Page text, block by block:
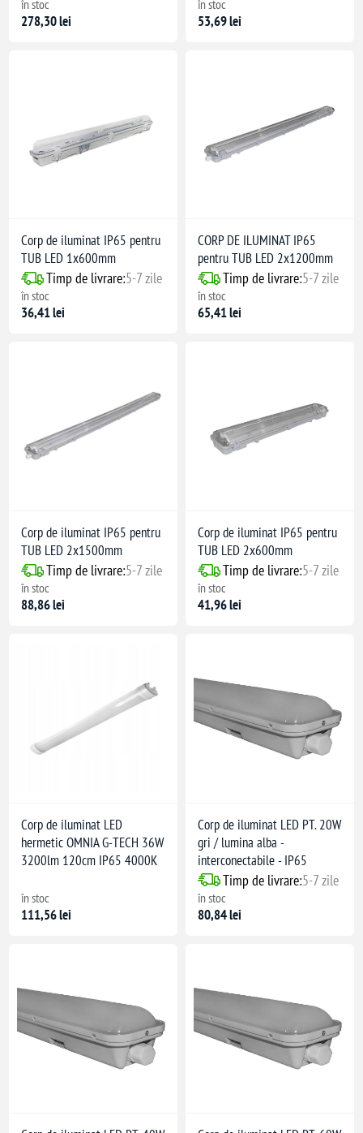
rece)
în stoc
278,30 lei
în stoc
53,69 lei
Corp de iluminat IP65 pentru
TUB LED 1x600mm
Timp de livrare:5-7 zile
în stoc
36,41 lei
CORP DE ILUMINAT IP65
pentru TUB LED 2x1200mm
Timp de livrare:5-7 zile
în stoc
65,41 lei
Corp de iluminat IP65 pentru
TUB LED 2x1500mm
Timp de livrare:5-7 zile
în stoc
88,86 lei
Corp de iluminat IP65 pentru
TUB LED 2x600mm
Timp de livrare:5-7 zile
în stoc
41,96 lei
Corp de iluminat LED
hermetic OMNIA G-TECH 36W
3200lm 120cm IP65 4000K
în stoc
111,56 lei
Corp de iluminat LED PT. 20W
gri / lumina alba -
interconectabile - IP65
Timp de livrare:5-7 zile
în stoc
80,84 lei